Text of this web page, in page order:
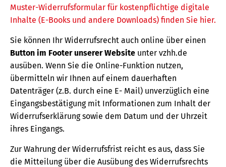
Muster-Widerrufsformular für kostenpflichtige digitale
Inhalte (E-Books und andere Downloads) finden Sie hier.
Sie können Ihr Widerrufsrecht auch online über einen
Button im Footer unserer Website unter vzhh.de
ausüben. Wenn Sie die Online-Funktion nutzen,
übermitteln wir Ihnen auf einem dauerhaften
Datenträger (z.B. durch eine E- Mail) unverzüglich eine
Eingangsbestätigung mit Informationen zum Inhalt der
Widerrufserklärung sowie dem Datum und der Uhrzeit
ihres Eingangs.
Zur Wahrung der Widerrufsfrist reicht es aus, dass Sie
die Mitteilung über die Ausübung des Widerrufsrechts